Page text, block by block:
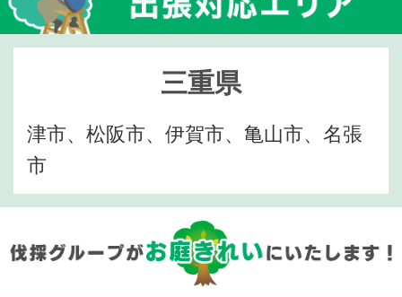
三重県
津市、松阪市、伊賀市、亀山市、名張
市